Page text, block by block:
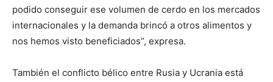
podido conseguir ese volumen de cerdo en los mercados
internacionales y la demanda brincó a otros alimentos y
nos hemos visto beneficiados”, expresa.
También el conflicto bélico entre Rusia y Ucrania está